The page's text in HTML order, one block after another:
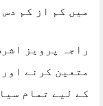
میں کم از کم
راجہ پرویز
متعین کرنے
کے لیے تمام